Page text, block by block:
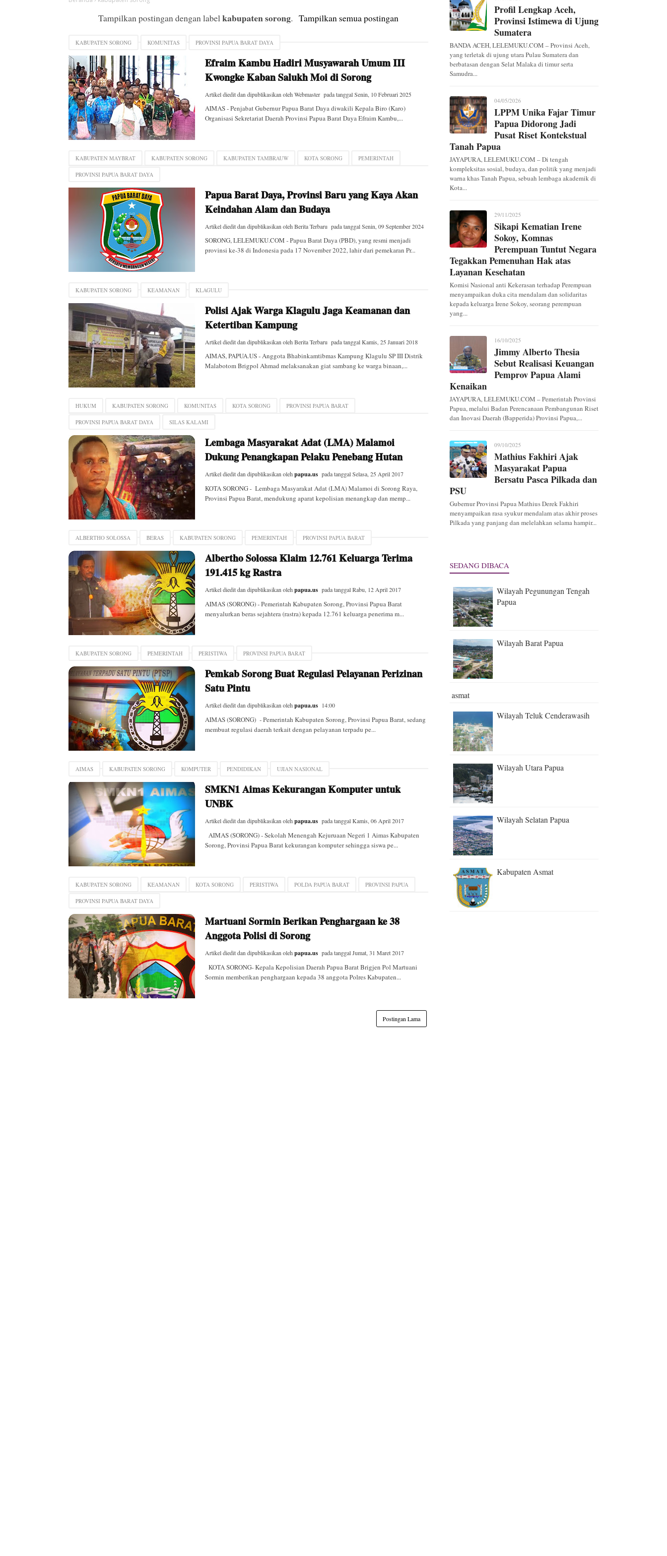
Tampilkan postingan dengan labelkabupaten sorong. Tampilkan semua postingan
KABUPATEN SORONG KOMUNITAS PROVINSI PAPUA BARAT DAYA
Efraim Kambu Hadiri Musyawarah Umum III
Kwongke Kaban Salukh Moi di Sorong
Artikel diedit dan dipublikasikan olehWebmaster pada tanggalSenin, 10 Februari 2025
AIMAS - Penjabat Gubernur Papua Barat Daya diwakili Kepala Biro (Karo)
Organisasi Sekretariat Daerah Provinsi Papua Barat Daya Efraim Kambu,...
KABUPATEN MAYBRAT KABUPATEN SORONG KABUPATEN TAMBRAUW KOTA SORONG PEMERINTAH
PROVINSI PAPUA BARAT DAYA
Papua Barat Daya, Provinsi Baru yang Kaya Akan
Keindahan Alam dan Budaya
Artikel diedit dan dipublikasikan olehBerita Terbaru pada tanggalSenin, 09 September 2024
SORONG, LELEMUKU.COM - Papua Barat Daya (PBD), yang resmi menjadi
provinsi ke-38 di Indonesia pada 17 November 2022, lahir dari pemekaran Pr...
KABUPATEN SORONG KEAMANAN KLAGULU
Polisi Ajak Warga Klagulu Jaga Keamanan dan
Ketertiban Kampung
Artikel diedit dan dipublikasikan olehBerita Terbaru pada tanggalKamis, 25 Januari 2018
AIMAS, PAPUA.US - Anggota Bhabinkamtibmas Kampung Klagulu SP III Distrik
Malabotom Brigpol Ahmad melaksanakan giat sambang ke warga binaan,...
HUKUM KABUPATEN SORONG KOMUNITAS KOTA SORONG PROVINSI PAPUA BARAT
PROVINSI PAPUA BARAT DAYA SILAS KALAMI
Lembaga Masyarakat Adat (LMA) Malamoi
Dukung Penangkapan Pelaku Penebang Hutan
Artikel diedit dan dipublikasikan olehpapua.us pada tanggalSelasa, 25 April 2017
KOTA SORONG - Lembaga Masyarakat Adat (LMA) Malamoi di Sorong Raya,
Provinsi Papua Barat, mendukung aparat kepolisian menangkap dan memp...
ALBERTHO SOLOSSA BERAS KABUPATEN SORONG PEMERINTAH PROVINSI PAPUA BARAT
Albertho Solossa Klaim 12.761 Keluarga Terima
191.415 kg Rastra
Artikel diedit dan dipublikasikan olehpapua.us pada tanggalRabu, 12 April 2017
AIMAS (SORONG) - Pemerintah Kabupaten Sorong, Provinsi Papua Barat
menyalurkan beras sejahtera (rastra) kepada 12.761 keluarga penerima m...
KABUPATEN SORONG PEMERINTAH PERISTIWA PROVINSI PAPUA BARAT
Pemkab Sorong Buat Regulasi Pelayanan Perizinan
Satu Pintu
Artikel diedit dan dipublikasikan olehpapua.us 14:00
AIMAS (SORONG) - Pemerintah Kabupaten Sorong, Provinsi Papua Barat, sedang
membuat regulasi daerah terkait dengan pelayanan terpadu pe...
AIMAS KABUPATEN SORONG KOMPUTER PENDIDIKAN UJIAN NASIONAL
SMKN1 Aimas Kekurangan Komputer untuk
UNBK
Artikel diedit dan dipublikasikan olehpapua.us pada tanggalKamis, 06 April 2017
AIMAS (SORONG) - Sekolah Menengah Kejuruaan Negeri 1 Aimas Kabupaten
Sorong, Provinsi Papua Barat kekurangan komputer sehingga siswa pe...
KABUPATEN SORONG KEAMANAN KOTA SORONG PERISTIWA POLDA PAPUA BARAT PROVINSI PAPUA
PROVINSI PAPUA BARAT DAYA
Martuani Sormin Berikan Penghargaan ke 38
Anggota Polisi di Sorong
Artikel diedit dan dipublikasikan olehpapua.us pada tanggalJumat, 31 Maret 2017
KOTA SORONG- Kepala Kepolisian Daerah Papua Barat Brigjen Pol Martuani
Sormin memberikan penghargaan kepada 38 anggota Polres Kabupaten...
Postingan Lama
Profil Lengkap Aceh,
Provinsi Istimewa di Ujung
Sumatera
BANDA ACEH, LELEMUKU.COM – Provinsi Aceh,
yang terletak di ujung utara Pulau Sumatera dan
berbatasan dengan Selat Malaka di timur serta
Samudra...
04/05/2026
LPPM Unika Fajar Timur
Papua Didorong Jadi
Pusat Riset Kontekstual
Tanah Papua
JAYAPURA, LELEMUKU.COM – Di tengah
kompleksitas sosial, budaya, dan politik yang menjadi
warna khas Tanah Papua, sebuah lembaga akademik di
Kota...
29/11/2025
Sikapi Kematian Irene
Sokoy, Komnas
Perempuan Tuntut Negara
Tegakkan Pemenuhan Hak atas
Layanan Kesehatan
Komisi Nasional anti Kekerasan terhadap Perempuan
menyampaikan duka cita mendalam dan solidaritas
kepada keluarga Irene Sokoy, seorang perempuan
yang...
16/10/2025
Jimmy Alberto Thesia
Sebut Realisasi Keuangan
Pemprov Papua Alami
Kenaikan
JAYAPURA, LELEMUKU.COM – Pemerintah Provinsi
Papua, melalui Badan Perencanaan Pembangunan Riset
dan Inovasi Daerah (Bapperida) Provinsi Papua,...
09/10/2025
Mathius Fakhiri Ajak
Masyarakat Papua
Bersatu Pasca Pilkada dan
PSU
Gubernur Provinsi Papua Mathius Derek Fakhiri
menyampaikan rasa syukur mendalam atas akhir proses
Pilkada yang panjang dan melelahkan selama hampir...
SEDANG DIBACA
Wilayah Pegunungan Tengah
Papua
Wilayah Barat Papua
asmat
Wilayah Teluk Cenderawasih
Wilayah Utara Papua
Wilayah Selatan Papua
Kabupaten Asmat